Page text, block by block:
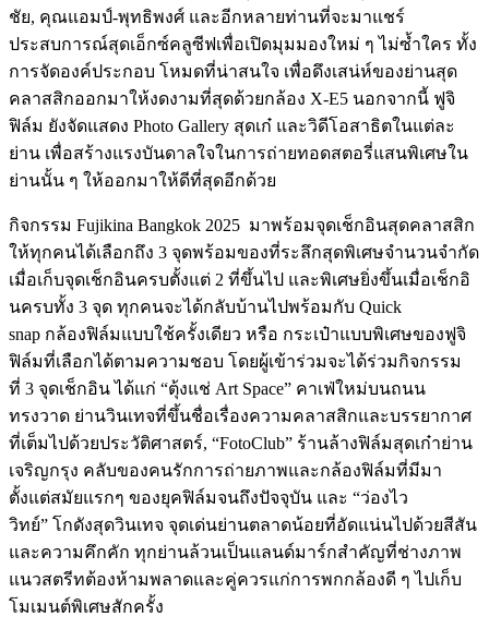
ชัย, คุณแอมป์-พุทธิพงศ์ และอีกหลายท่านที่จะมาแชร์
ประสบการณ์สุดเอ็กซ์คลูซีฟเพื่อเปิดมุมมองใหม่ ๆ ไม่ซ้ำใคร ทั้ง
การจัดองค์ประกอบ โหมดที่น่าสนใจ เพื่อดึงเสน่ห์ของย่านสุด
คลาสสิกออกมาให้งดงามที่สุดด้วยกล้อง X-E5 นอกจากนี้ ฟูจิ
ฟิล์ม ยังจัดแสดง Photo Gallery สุดเก๋ และวิดีโอสาธิตในแต่ละ
ย่าน เพื่อสร้างแรงบันดาลใจในการถ่ายทอดสตอรี่แสนพิเศษใน
ย่านนั้น ๆ ให้ออกมาให้ดีที่สุดอีกด้วย
กิจกรรม Fujikina Bangkok 2025 มาพร้อมจุดเช็กอินสุดคลาสสิก
ให้ทุกคนได้เลือกถึง 3 จุดพร้อมของที่ระลึกสุดพิเศษจำนวนจำกัด
เมื่อเก็บจุดเช็กอินครบตั้งแต่ 2 ที่ขึ้นไป และพิเศษยิ่งขึ้นเมื่อเช็กอิ
นครบทั้ง 3 จุด ทุกคนจะได้กลับบ้านไปพร้อมกับ Quick
snap กล้องฟิล์มแบบใช้ครั้งเดียว หรือ กระเป๋าแบบพิเศษของฟูจิ
ฟิล์มที่เลือกได้ตามความชอบ โดยผู้เข้าร่วมจะได้ร่วมกิจกรรม
ที่ 3 จุดเช็กอิน ได้แก่ “ตุ้งแช่ Art Space” คาเฟ่ใหม่บนถนน
ทรงวาด ย่านวินเทจที่ขึ้นชื่อเรื่องความคลาสสิกและบรรยากาศ
ที่เต็มไปด้วยประวัติศาสตร์, “FotoClub” ร้านล้างฟิล์มสุดเก๋าย่าน
เจริญกรุง คลับของคนรักการถ่ายภาพและกล้องฟิล์มที่มีมา
ตั้งแต่สมัยแรกๆ ของยุคฟิล์มจนถึงปัจจุบัน และ “ว่องไว
วิทย์” โกดังสุดวินเทจ จุดเด่นย่านตลาดน้อยที่อัดแน่นไปด้วยสีสัน
และความคึกคัก ทุกย่านล้วนเป็นแลนด์มาร์กสำคัญที่ช่างภาพ
แนวสตรีทต้องห้ามพลาดและคู่ควรแก่การพกกล้องดี ๆ ไปเก็บ
โมเมนต์พิเศษสักครั้ง